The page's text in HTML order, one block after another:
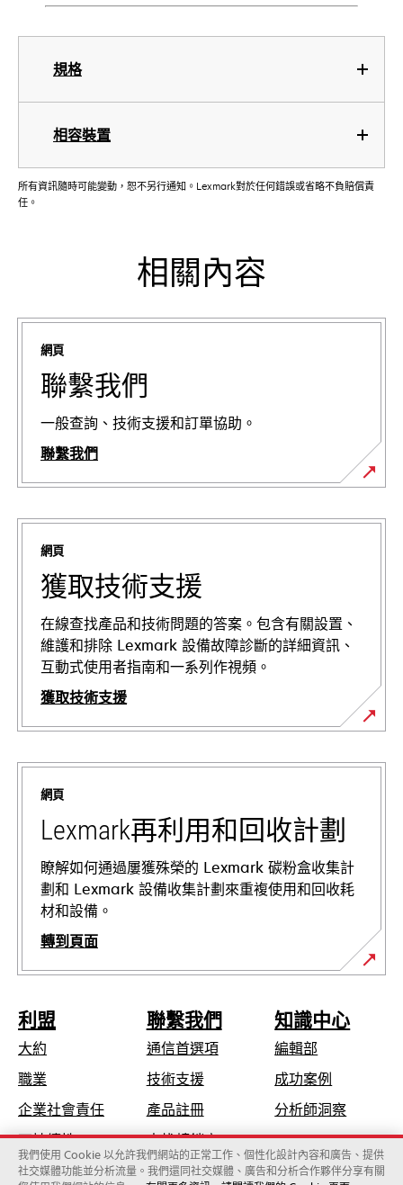
規格
相容裝置
所有資訊隨時可能變動，恕不另行通知。Lexmark對於任何錯誤或省略不負賠償責
任。
相關內容
網頁
聯繫我們
一般查詢、技術支援和訂單協助。
聯繫我們
網頁
獲取技術支援
在線查找產品和技術問題的答案。包含有關設置、
維護和排除 Lexmark 設備故障診斷的詳細資訊、
互動式使用者指南和一系列作視頻。
獲取技術支援
opens
in
new
tab
網頁
Lexmark再利用和回收計劃
瞭解如何通過屢獲殊榮的 Lexmark 碳粉盒收集計
劃和 Lexmark 設備收集計劃來重複使用和回收耗
材和設備。
轉到頁面
利盟
大約
職業
企業社會責任opens
in
a
new
可持續性
聯繫我們
通信首選項
技術支援opens
a
new
tab
產品註冊
查找轉銷商
知識中心
編輯部
成功案例
分析師洞察
我們使用 Cookie 以允許我們網站的正常工作、個性化設計內容和廣告、提供
社交媒體功能並分析流量。我們還同社交媒體、廣告和分析合作夥伴分享有關